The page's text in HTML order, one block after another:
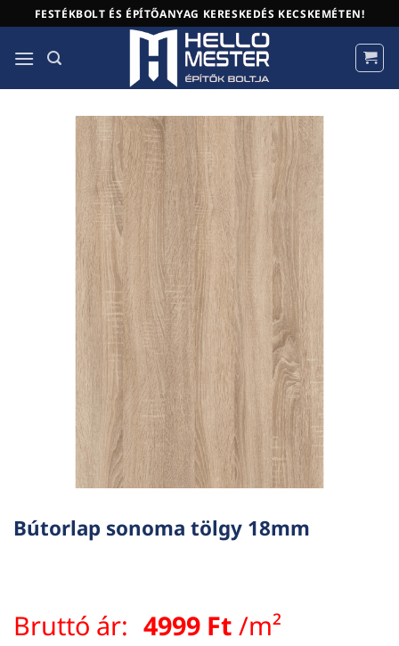
to
content
FESTÉKBOLT ÉS ÉPÍTŐANYAG KERESKEDÉS KECSKEMÉTEN!
Bútorlap sonoma tölgy 18mm
Bruttó ár: 4999 Ft /m²